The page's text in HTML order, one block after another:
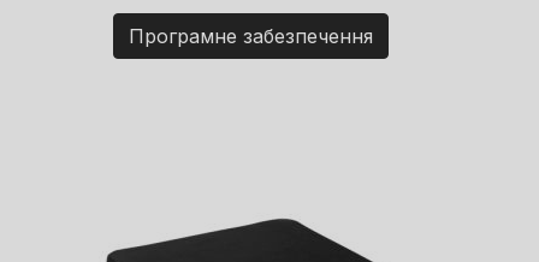
Програмне забезпечення